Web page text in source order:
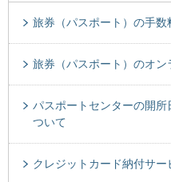
旅券（パスポート）の手数
旅券（パスポート）のオ
パスポートセンターの開
ついて
クレジットカード納付サ